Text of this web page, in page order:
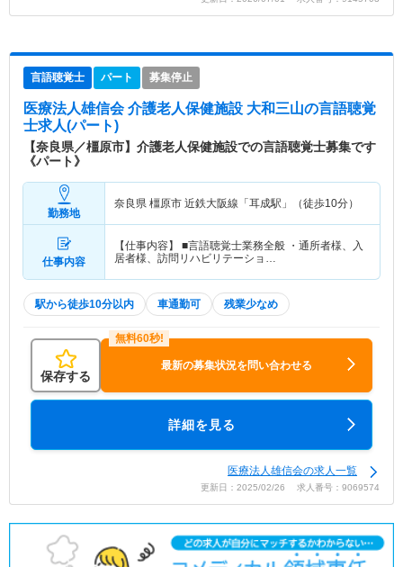
言語聴覚士 パート 募集停止
医療法人雄信会 介護老人保健施設 大和三山の言語聴覚
士求人(パート)
【奈良県／橿原市】介護老人保健施設での言語聴覚士募集です
《パート》
勤務地
奈良県 橿原市 近鉄大阪線「耳成駅」（徒歩10分）
仕事内容
【仕事内容】 ■言語聴覚士業務全般 ・通所者様、入
居者様、訪問リハビリテーショ…
駅から徒歩10分以内 車通勤可 残業少なめ
保存する
最新の募集状況を問い合わせる
詳細を見る
医療法人雄信会の求人一覧
更新日：2025/02/26 求人番号：9069574